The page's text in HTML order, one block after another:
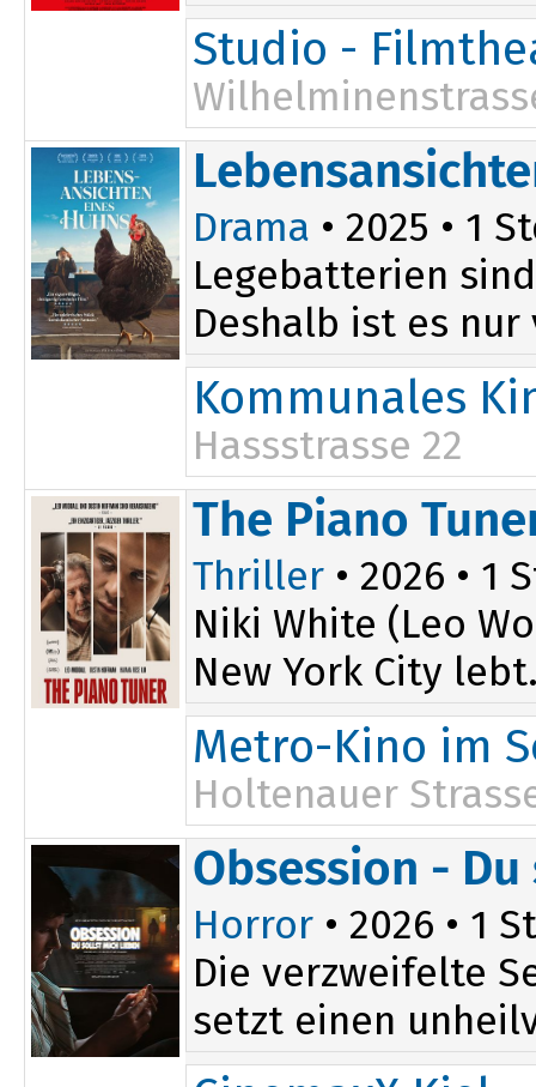
Studio -
Drama • 2025 • 1
Legebatterien
Deshalb ist es
Kommunales
Hassstrasse 22
20:00
The Piano
Thriller • 2026 • 1
Niki White (Leo
New York City
Metro-Kino im
Holtenauer
Obsession -
Horror • 2026 • 1
Die verzweifelte
setzt einen